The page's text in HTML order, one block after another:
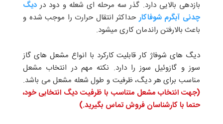
بازدهی بالایی دارد. گذر سه مرحله ای شعله و دود در دیگ
چدنی آبگرم شوفاکارحداکثر انتقال حرارت را موجب شده و
باعث بالارفتن راندمان کاری میشود.
دیگ های شوفاژ کار قابلیت کارکرد با انواع مشعل های گاز
سوز و گازوئیل سوز را دارد. نکته مهم در انتخاب مشعل
مناسب برای هر دیگ، ظرفیت و طول شعله مشعل می باشد.
(جهت انتخاب مشعل متناسب با ظرفیت دیگ انتخابی خود،
حتما با کارشناسان فروش تماس بگیرید.)